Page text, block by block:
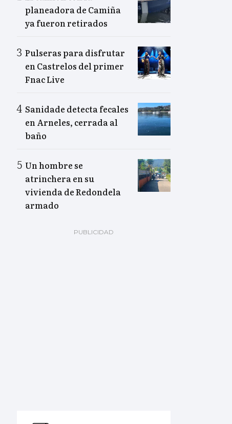
planeadora de Camiña
ya fueron retirados
Pulseras para disfrutar
en Castrelos del primer
Fnac Live
Sanidade detecta fecales
en Arneles, cerrada al
baño
Un hombre se
atrinchera en su
vivienda de Redondela
armado